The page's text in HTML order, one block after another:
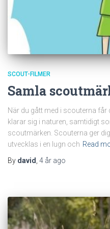
SCOUT-FILMER
Samla
När du gått med i scouterna
klarar sig i naturen, samtidigt
scoutmärken. Scouterna ger
utvecklas i en lugn och Read
By david, 4 år ago